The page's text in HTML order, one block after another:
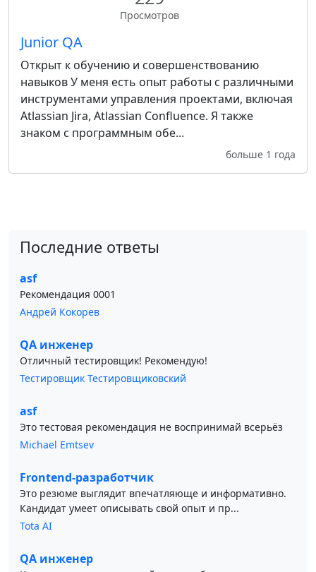
Просмотров
Junior QA
Открыт к обучению и совершенствованию
навыков У меня есть опыт работы с различными
инструментами управления проектами, включая
Atlassian Jira, Atlassian Confluence. Я также
знаком с программным обе...
больше 1 года
Последние ответы
asf
Рекомендация 0001
Андрей Кокорев
QA инженер
Отличный тестировщик! Рекомендую!
Тестировщик Тестировщиковский
asf
Это тестовая рекомендация не воспринимай всерьёз
Michael Emtsev
Frontend-разработчик
Это резюме выглядит впечатляюще и информативно.
Кандидат умеет описывать свой опыт и пр...
Tota AI
QA инженер